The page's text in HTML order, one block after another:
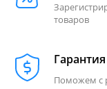
товаров
Гарантия
Поможем с